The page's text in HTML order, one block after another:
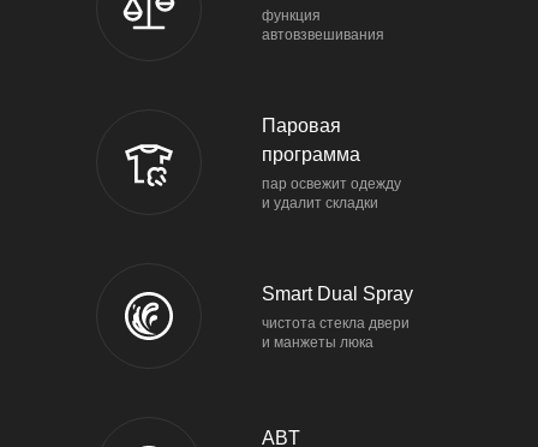
функция
автовзвешивания
Паровая
программа
пар освежит одежду
и удалит складки
Smart Dual Spray
чистота стекла двери
и манжеты люка
ABT